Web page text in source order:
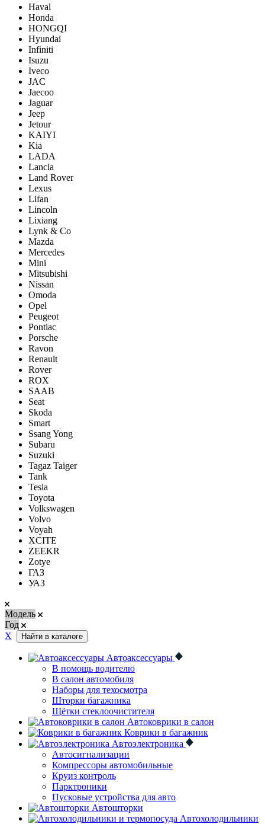
Haval
Honda
HONGQI
Hyundai
Infiniti
Isuzu
Iveco
JAC
Jaecoo
Jaguar
Jeep
Jetour
KAIYI
Kia
LADA
Lancia
Land Rover
Lexus
Lifan
Lincoln
Lixiang
Lynk & Co
Mazda
Mercedes
Mini
Mitsubishi
Nissan
Omoda
Opel
Peugeot
Pontiac
Porsсhe
Ravon
Renault
Rover
ROX
SAAB
Seat
Skoda
Smart
Ssang Yong
Subaru
Suzuki
Tagaz Taiger
Tank
Tesla
Toyota
Volkswagen
Volvo
Voyah
XCITE
ZEEKR
Zotye
ГАЗ
УАЗ
Модель
Год
Х
Найти в каталоге
Автоаксессуары
В помощь водителю
В салон автомобиля
Наборы для техосмотра
Шторки багажника
Щётки стеклоочистителя
Автоковрики в салон
Коврики в багажник
Автоэлектроника
Автосигнализации
Компрессоры автомобильные
Круиз контроль
Парктроники
Пусковые устройства для авто
Автошторки
Автохолодильники